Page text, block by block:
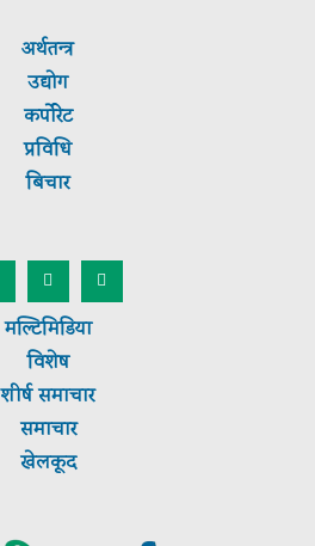
अर्थतन्त्र
उद्योग
कर्पाेरेट
प्रविधि
बिचार
मल्टिमिडिया
विशेष
शीर्षसमाचार
समाचार
खेलकूद